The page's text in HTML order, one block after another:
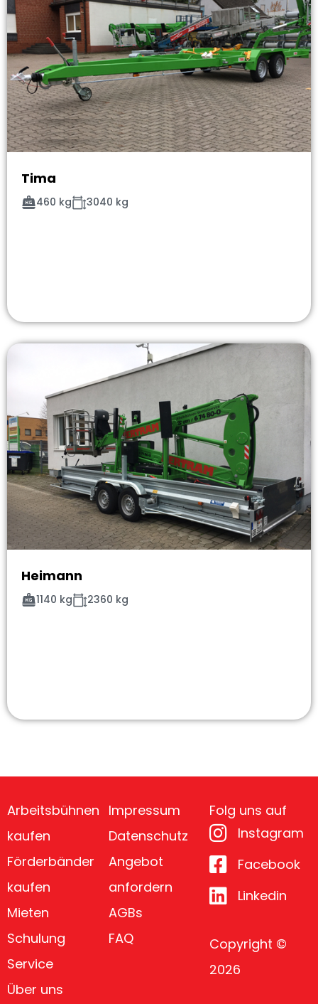
Tima
460 kg 3040 kg
Heimann
1140 kg 2360 kg
Arbeitsbühnen
kaufen
Förderbänder
kaufen
Mieten
Schulung
Service
Über uns
Impressum
Datenschutz
Angebot
anfordern
AGBs
FAQ
Folg uns auf
Instagram
Facebook
Linkedin
Copyright ©
2026